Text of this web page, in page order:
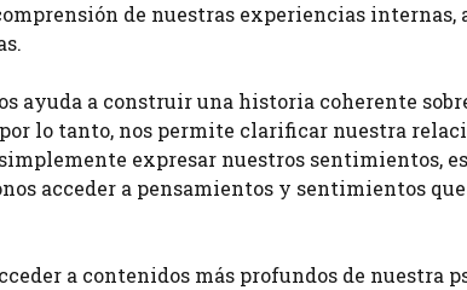
de nuestras experiencias internas,
ayuda a construir una historia coherente
lo tanto, nos permite clarificar nuestra
expresar nuestros sentimientos,
acceder a pensamientos y sentimientos que
a contenidos más profundos de nuestra